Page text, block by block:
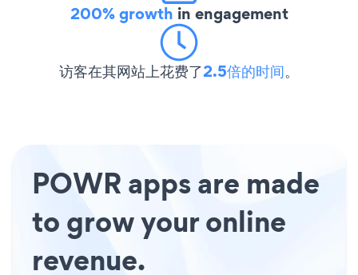
200% growth in engagement
访客在其网站上花费了2.5倍的时间。
POWR apps are made
to grow your online
revenue.